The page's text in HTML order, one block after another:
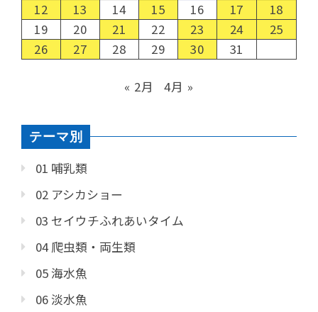
12
13 14 15 16 17
18
19
20 21 22 23 24
25
26
27 28 29 30 31
« 2月 4月 »
テーマ別
01 哺乳類
02 アシカショー
03 セイウチふれあいタイム
04 爬虫類・両生類
05 海水魚
06 淡水魚